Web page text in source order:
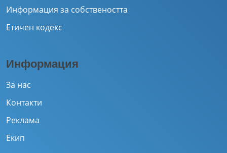
Информация за собствеността
Етичен кодекс
Информация
За нас
Контакти
Реклама
Екип